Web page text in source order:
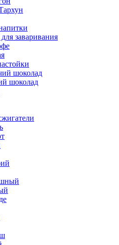
заваривания
шоколад
шоколад